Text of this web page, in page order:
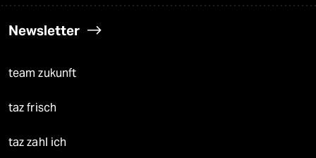
Newsletter
team zukunft
taz frisch
taz zahl ich